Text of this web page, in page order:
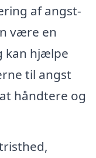
af angst-
være en
kan hjælpe
til angst
håndtere og